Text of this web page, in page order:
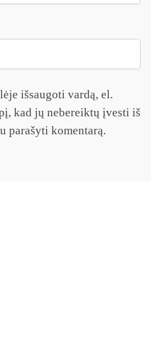
išsaugoti vardą, el.
kad jų nebereiktų įvesti iš
parašyti komentarą.